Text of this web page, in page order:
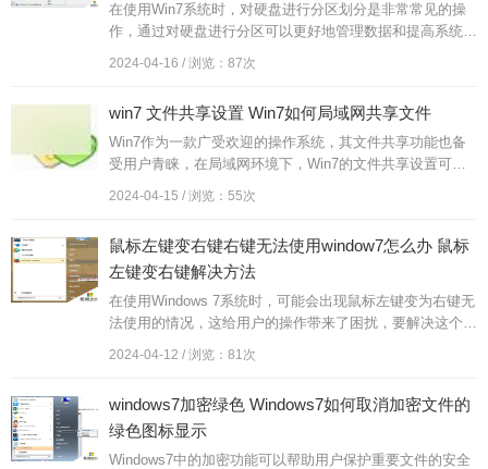
在使用Win7系统时，对硬盘进行分区划分是非常常见的操
作，通过对硬盘进行分区可以更好地管理数据和提高系统性
能。在Win7系统下，可以通过自带的磁盘管理工具来对硬
盘进行分区操作。...
2024-04-16 / 浏览：87次
win7 文件共享设置 Win7如何局域网共享文件
Win7作为一款广受欢迎的操作系统，其文件共享功能也备
受用户青睐，在局域网环境下，Win7的文件共享设置可以
让用户方便地共享文件和资源。通过简单的设置，用户可以
实现在同一网络内...
2024-04-15 / 浏览：55次
鼠标左键变右键右键无法使用window7怎么办 鼠标
左键变右键解决方法
在使用Windows 7系统时，可能会出现鼠标左键变为右键无
法使用的情况，这给用户的操作带来了困扰，要解决这个问
题，可以尝试重新安装鼠标驱动程序，或者调整鼠标设置中
的左右键功能...
2024-04-12 / 浏览：81次
windows7加密绿色 Windows7如何取消加密文件的
绿色图标显示
Windows7中的加密功能可以帮助用户保护重要文件的安全